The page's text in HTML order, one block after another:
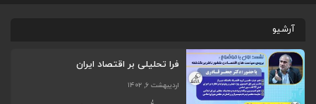
آرشیو
فرا تحلیلی بر اقتصاد ایران
اردیبهشت ۶, ۱۴۰۲